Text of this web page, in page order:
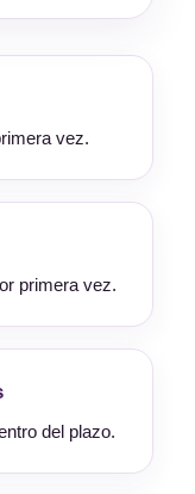
vez.
primera vez.
del plazo.